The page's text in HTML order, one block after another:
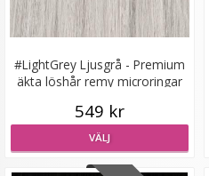
★★
#LightGrey Ljusgrå - Premium
äkta löshår remy microringar
549 kr
VÄLJ